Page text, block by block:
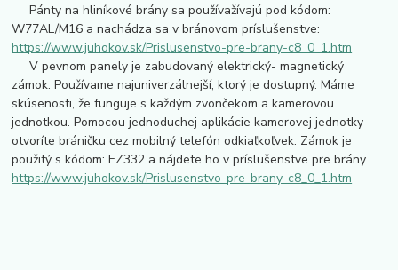
Pánty na hliníkové brány sa používažívajú pod kódom:
W77AL/M16 a nachádza sa v bránovom príslušenstve:
https://www.juhokov.sk/Prislusenstvo-pre-brany-c8_0_1.htm
V pevnom panely je zabudovaný elektrický- magnetický
zámok. Používame najuniverzálnejší, ktorý je dostupný. Máme
skúsenosti, že funguje s každým zvončekom a kamerovou
jednotkou. Pomocou jednoduchej aplikácie kamerovej jednotky
otvoríte bráničku cez mobilný telefón odkiaľkoľvek. Zámok je
použitý s kódom: EZ332 a nájdete ho v príslušenstve pre brány
https://www.juhokov.sk/Prislusenstvo-pre-brany-c8_0_1.htm